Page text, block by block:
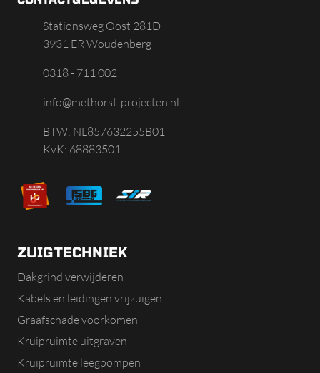
Stationsweg Oost 281D
3931 ER Woudenberg
0318 - 711 002
info@methorst-projecten.nl
BTW: NL857632255B01
KvK: 68883501
ZUIGTECHNIEK
Dakgrind verwijderen
Kabels en leidingen vrijzuigen
Graafschade voorkomen
Kruipruimte uitgraven
Kruipruimte leegpompen